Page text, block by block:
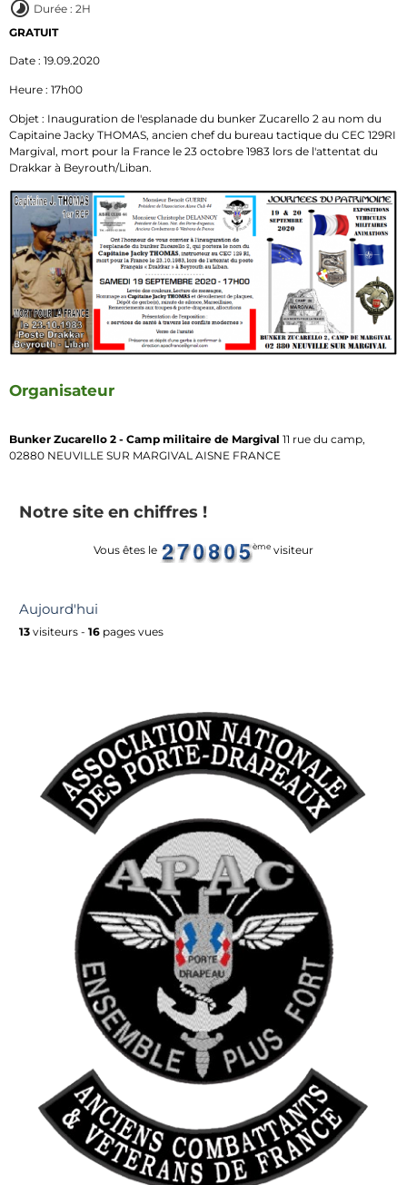
Durée : 2H
GRATUIT
Date : 19.09.2020
Heure : 17h00
Objet : Inauguration de l'esplanade du bunker Zucarello 2 au nom du
Capitaine Jacky THOMAS, ancien chef du bureau tactique du CEC 129RI
Margival, mort pour la France le 23 octobre 1983 lors de l'attentat du
Drakkar à Beyrouth/Liban.
Organisateur
Bunker Zucarello 2 - Camp militaire de Margival 11 rue du camp,
02880 NEUVILLE SUR MARGIVAL AISNE FRANCE
Notre site en chiffres !
Vous êtes le ème visiteur
Aujourd'hui
13 visiteurs - 16 pages vues